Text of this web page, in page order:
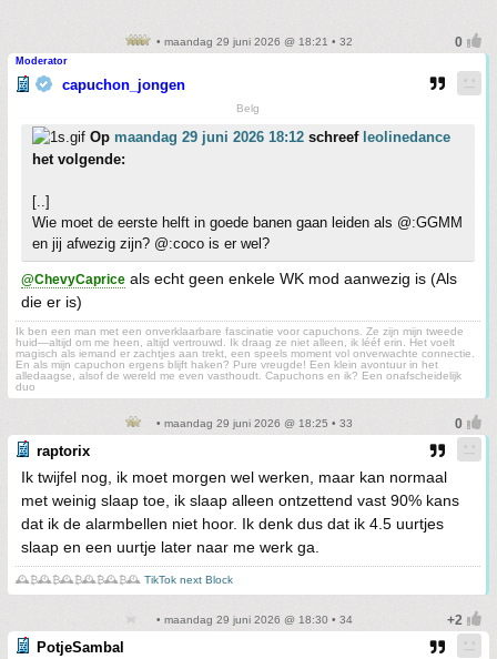
• maandag 29 juni 2026 @ 18:21 • 32
Moderator
capuchon_jongen
Belg
Op maandag 29 juni 2026 18:12 schreef leolinedance
het volgende:
[..]
Wie moet de eerste helft in goede banen gaan leiden als @:GGMM
en jij afwezig zijn? @:coco is er wel?
@ChevyCaprice als echt geen enkele WK mod aanwezig is (Als
die er is)
Ik ben een man met een onverklaarbare fascinatie voor capuchons. Ze zijn mijn tweede
huid—altijd om me heen, altijd vertrouwd. Ik draag ze niet alleen, ik lééf erin. Het voelt
magisch als iemand er zachtjes aan trekt, een speels moment vol onverwachte connectie.
En als mijn capuchon ergens blijft haken? Pure vreugde! Een klein avontuur in het
alledaagse, alsof de wereld me even vasthoudt. Capuchons en ik? Een onafscheidelijk
duo
• maandag 29 juni 2026 @ 18:25 • 33
raptorix
Ik twijfel nog, ik moet morgen wel werken, maar kan normaal
met weinig slaap toe, ik slaap alleen ontzettend vast 90% kans
dat ik de alarmbellen niet hoor. Ik denk dus dat ik 4.5 uurtjes
slaap en een uurtje later naar me werk ga.
🕰️₿🕰️₿🕰️₿🕰️₿🕰️₿🕰️ TikTok next Block
• maandag 29 juni 2026 @ 18:30 • 34
PotjeSambal